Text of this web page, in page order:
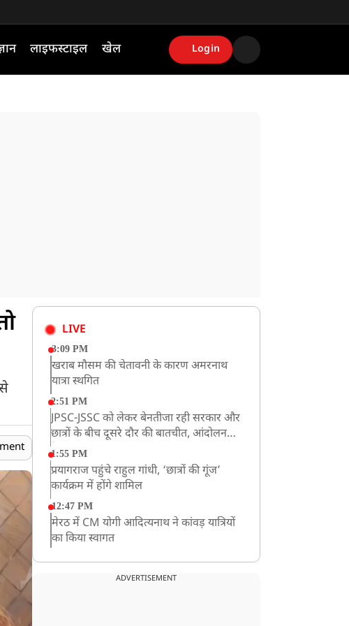
लाइफस्टाइल खेल Login
LIVE
3:09 PM
खराब मौसम की चेतावनी के कारण अमरनाथ
यात्रा स्थगित
2:51 PM
JPSC-JSSC को लेकर बेनतीजा रही सरकार और
छात्रों के बीच दूसरे दौर की बातचीत, आंदोलन
तेज
1:55 PM
प्रयागराज पहुंचे राहुल गांधी, ‘छात्रों की गूंज’
कार्यक्रम में होंगे शामिल
12:47 PM
मेरठ में CM योगी आदित्यनाथ ने कांवड़ यात्रियों
का किया स्वागत
असम बाढ़: 13 जिलों में 15 लाख से ज्यादा लोग
ADVERTISEMENT